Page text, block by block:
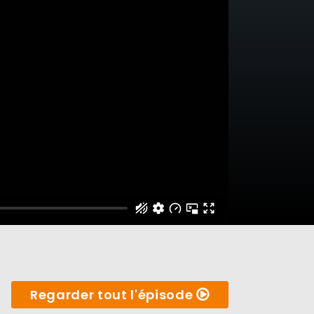
Regarder tout l'épisode